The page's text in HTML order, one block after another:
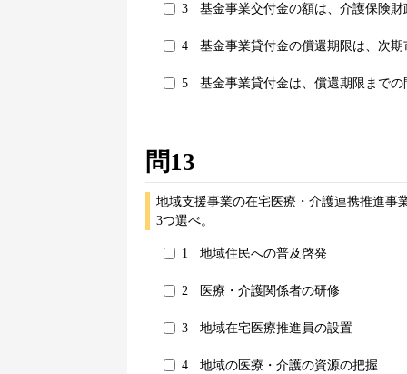
3 基金事業交付金の額は、介護保険
4 基金事業貸付金の償還期限は、次
5 基金事業貸付金は、償還期限まで
問13
地域支援事業の在宅医療・介護連携推進事
3つ選べ。
1 地域住民への普及啓発
2 医療・介護関係者の研修
3 地域在宅医療推進員の設置
4 地域の医療・介護の資源の把握